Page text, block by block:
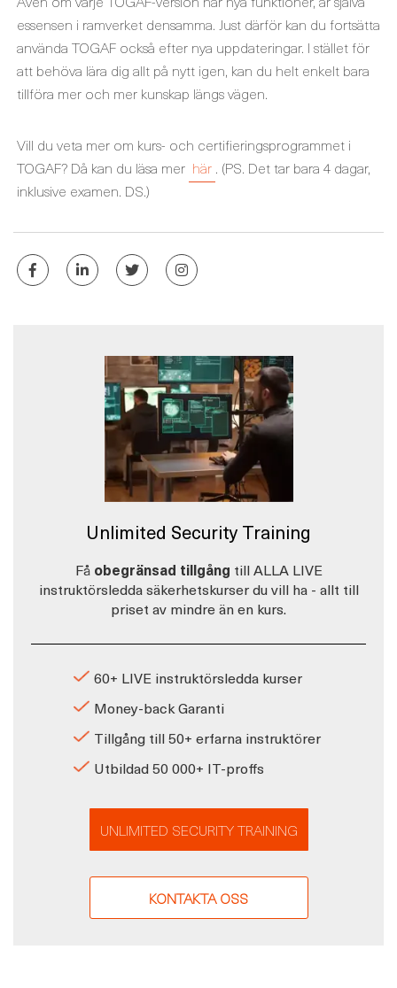
essensen i ramverket densamma. Just därför kan du fortsätta
använda TOGAF också efter nya uppdateringar. I stället för
att behöva lära dig allt på nytt igen, kan du helt enkelt bara
tillföra mer och mer kunskap längs vägen.
Vill du veta mer om kurs- och certifieringsprogrammet i
TOGAF? Då kan du läsa mer här . (PS. Det tar bara 4 dagar,
inklusive examen. DS.)
Unlimited Security Training
Få obegränsad tillgång till ALLA LIVE
instruktörsledda säkerhetskurser du vill ha - allt till
priset av mindre än en kurs.
60+ LIVE instruktörsledda kurser
Money-back Garanti
Tillgång till 50+ erfarna instruktörer
Utbildad 50 000+ IT-proffs
UNLIMITED SECURITY TRAINING
KONTAKTA OSS